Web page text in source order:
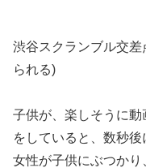
渋谷スクランブル交
られる)
子供が、楽しそうに
をしていると、数秒
女性が子供にぶつかり